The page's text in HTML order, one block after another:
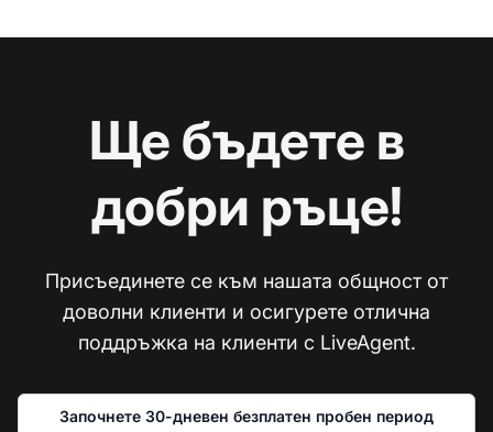
Ще бъдете в
добри ръце!
Присъединете се към нашата общност от
доволни клиенти и осигурете отлична
поддръжка на клиенти с LiveAgent.
Започнете 30-дневен безплатен пробен период